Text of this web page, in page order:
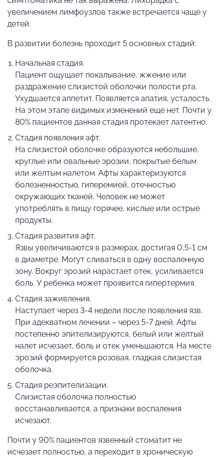
увеличением лимфоузлов также встречается чаще у
детей.
В развитии болезнь проходит 5 основных стадий:
Начальная стадия.
Пациент ощущает покалывание, жжение или
раздражение слизистой оболочки полости рта.
Ухудшается аппетит. Появляется апатия, усталость.
На этом этапе видимых изменений еще нет. Почти у
80% пациентов данная стадия протекает латентно.
Стадия появления афт.
На слизистой оболочке образуются небольшие,
круглые или овальные эрозии, покрытые белым
или желтым налетом. Афты характеризуются
болезненностью, гиперемией, отечностью
окружающих тканей. Человек не может
употреблять в пищу горячее, кислые или острые
продукты.
Стадия развития афт.
Язвы увеличиваются в размерах, достигая 0,5-1 см
в диаметре. Могут сливаться в одну воспаленную
зону. Вокруг эрозий нарастает отек, усиливается
боль. У ребенка может проявится гипертермия.
Стадия заживления.
Наступает через 3-4 недели после появления язв.
При адекватном лечении – через 5-7 дней. Афты
постепенно эпителизируются, белый или желтый
налет исчезает, боль и отек уменьшаются. На месте
эрозий формируется розовая, гладкая слизистая
оболочка.
Стадия реэпителизации.
Слизистая оболочка полностью
восстанавливается, а признаки воспаления
исчезают.
Почти у 90% пациентов язвенный стоматит не
исчезает полностью, а переходит в хроническую